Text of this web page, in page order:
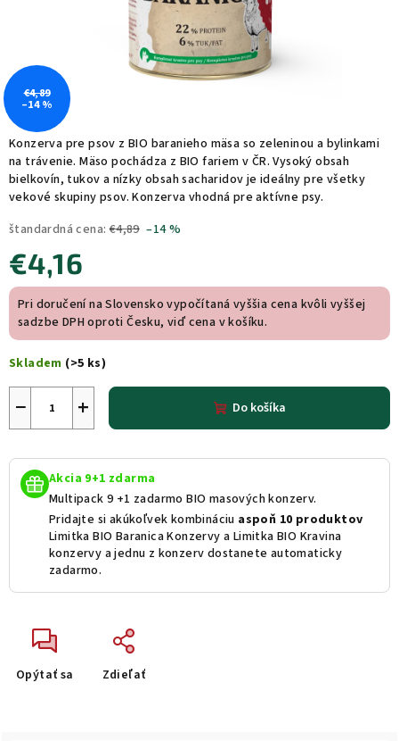
Konzerva pre psov z BIO baranieho mäsa so zeleninou a bylinkami
na trávenie. Mäso pochádza z BIO fariem v ČR. Vysoký obsah
bielkovín, tukov a nízky obsah sacharidov je ideálny pre všetky
vekové skupiny psov. Konzerva vhodná pre aktívne psy.
štandardná cena: €4,89 –14 %
€4,16
Jednotková
cena:
Pri doručení na Slovensko vypočítaná vyššia cena kvôli vyššej
sadzbe DPH oproti Česku, viď cena v košíku.
Skladem (>5 ks)
+
− Do košíka
Akcia 9+1 zdarma
Multipack 9 +1 zadarmo BIO masových konzerv.
Pridajte si akúkoľvek kombináciu aspoň 10 produktov
Limitka BIO Baranica Konzervy a Limitka BIO Kravina
konzervy a jednu z konzerv dostanete automaticky
zadarmo.
Opýtať sa Zdieľať
€4,89
–14 %